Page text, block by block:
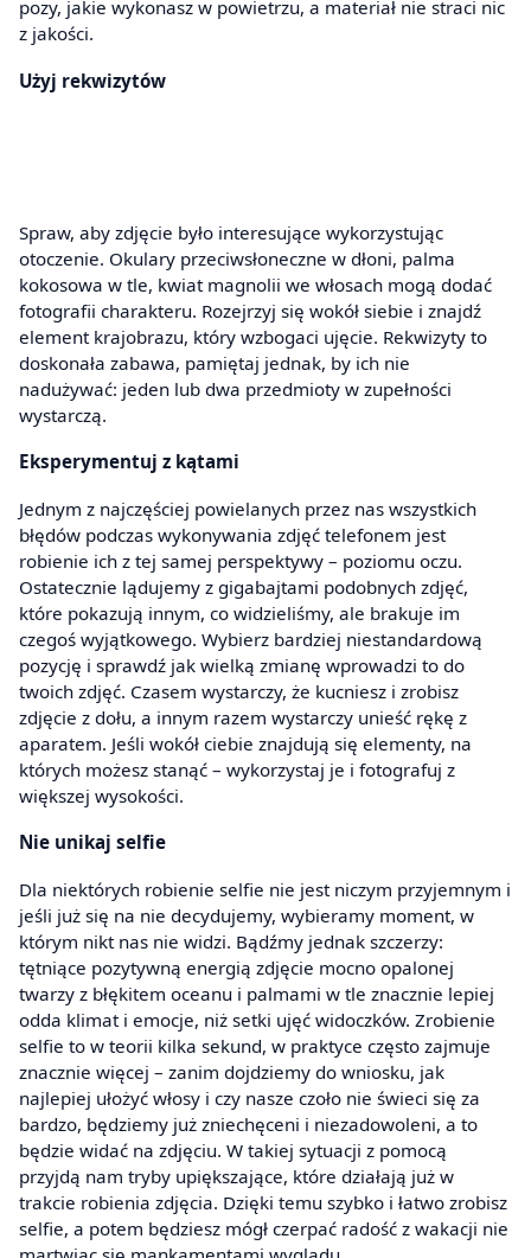
pozy, jakie wykonasz w powietrzu, a materiał nie straci nic
z jakości.
Użyj rekwizytów
Spraw, aby zdjęcie było interesujące wykorzystując
otoczenie. Okulary przeciwsłoneczne w dłoni, palma
kokosowa w tle, kwiat magnolii we włosach mogą dodać
fotografii charakteru. Rozejrzyj się wokół siebie i znajdź
element krajobrazu, który wzbogaci ujęcie. Rekwizyty to
doskonała zabawa, pamiętaj jednak, by ich nie
nadużywać: jeden lub dwa przedmioty w zupełności
wystarczą.
Eksperymentuj z kątami
Jednym z najczęściej powielanych przez nas wszystkich
błędów podczas wykonywania zdjęć telefonem jest
robienie ich z tej samej perspektywy – poziomu oczu.
Ostatecznie lądujemy z gigabajtami podobnych zdjęć,
które pokazują innym, co widzieliśmy, ale brakuje im
czegoś wyjątkowego. Wybierz bardziej niestandardową
pozycję i sprawdź jak wielką zmianę wprowadzi to do
twoich zdjęć. Czasem wystarczy, że kucniesz i zrobisz
zdjęcie z dołu, a innym razem wystarczy unieść rękę z
aparatem. Jeśli wokół ciebie znajdują się elementy, na
których możesz stanąć – wykorzystaj je i fotografuj z
większej wysokości.
Nie unikaj selfie
Dla niektórych robienie selfie nie jest niczym przyjemnym i
jeśli już się na nie decydujemy, wybieramy moment, w
którym nikt nas nie widzi. Bądźmy jednak szczerzy:
tętniące pozytywną energią zdjęcie mocno opalonej
twarzy z błękitem oceanu i palmami w tle znacznie lepiej
odda klimat i emocje, niż setki ujęć widoczków. Zrobienie
selfie to w teorii kilka sekund, w praktyce często zajmuje
znacznie więcej – zanim dojdziemy do wniosku, jak
najlepiej ułożyć włosy i czy nasze czoło nie świeci się za
bardzo, będziemy już zniechęceni i niezadowoleni, a to
będzie widać na zdjęciu. W takiej sytuacji z pomocą
przyjdą nam tryby upiększające, które działają już w
trakcie robienia zdjęcia. Dzięki temu szybko i łatwo zrobisz
selfie, a potem będziesz mógł czerpać radość z wakacji nie